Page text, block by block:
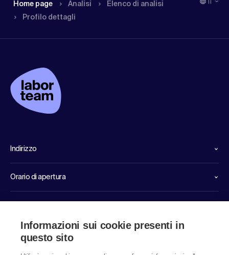
Home page Analisi
Elenco di analisi
Profilo dettagli
Indirizzo
Orario di apertura
Informazioni sui cookie presenti in
questo sito